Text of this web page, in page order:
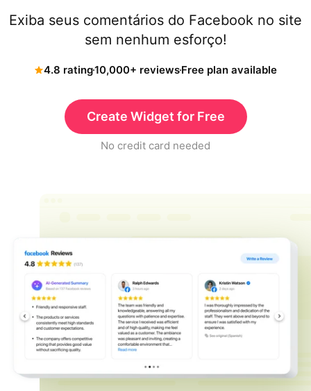
Exiba seus comentários do Facebook no site
sem nenhum esforço!
4.8 rating10,000+ reviewsFree plan available
Create Widget for Free
No credit card needed